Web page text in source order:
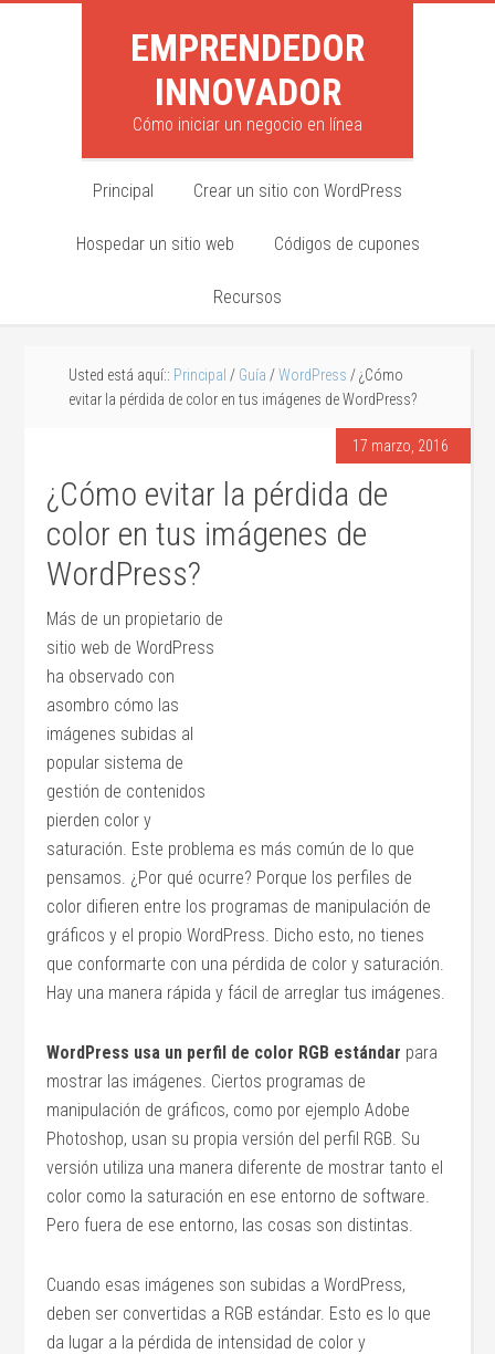
EMPRENDEDOR
INNOVADOR
Cómo iniciar un negocio en línea
Principal Crear un sitio con WordPress
Hospedar un sitio web Códigos de cupones
Recursos
Usted está aquí:: Principal / Guía /WordPress / ¿Cómo
evitar la pérdida de color en tus imágenes de WordPress?
17 marzo, 2016
¿Cómo evitar la pérdida de
color en tus imágenes de
WordPress?
Más de un propietario de
sitio web de WordPress
ha observado con
asombro cómo las
imágenes subidas al
popular sistema de
gestión de contenidos
pierden color y
saturación. Este problema es más común de lo que
pensamos. ¿Por qué ocurre? Porque los perfiles de
color difieren entre los programas de manipulación de
gráficos y el propio WordPress. Dicho esto, no tienes
que conformarte con una pérdida de color y saturación.
Hay una manera rápida y fácil de arreglar tus imágenes.
WordPress usa un perfil de color RGB estándar para
mostrar las imágenes. Ciertos programas de
manipulación de gráficos, como por ejemplo Adobe
Photoshop, usan su propia versión del perfil RGB. Su
versión utiliza una manera diferente de mostrar tanto el
color como la saturación en ese entorno de software.
Pero fuera de ese entorno, las cosas son distintas.
Cuando esas imágenes son subidas a WordPress,
deben ser convertidas a RGB estándar. Esto es lo que
da lugar a la pérdida de intensidad de color y